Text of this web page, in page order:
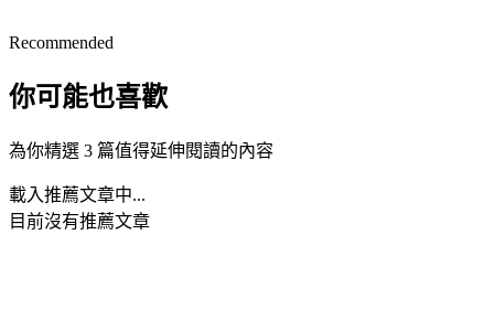
Recommended
你可能也喜歡
為你精選 3 篇值得延伸閱讀的內容
載入推薦文章中...
目前沒有推薦文章